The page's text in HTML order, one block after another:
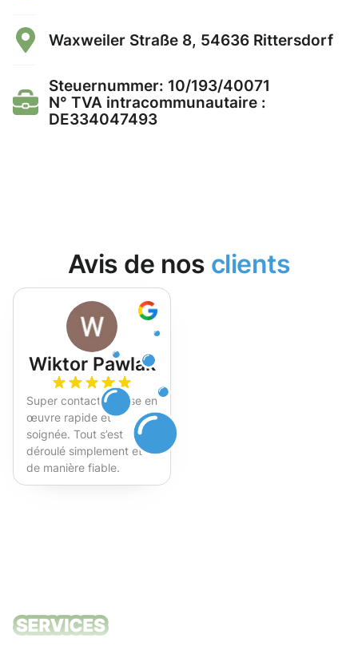
Waxweiler Straße 8, 54636 Rittersdorf
Steuernummer: 10/193/40071
N° TVA intracommunautaire :
DE334047493
Avis de nos clients
Wiktor Pawlak
Super contact et mise en
œuvre rapide et
soignée. Tout s’est
déroulé simplement et
de manière fiable.
Fortement recommandé !